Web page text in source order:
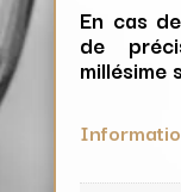
En cas
de
millésime